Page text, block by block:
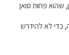
שהוא פחות סואן
כדי לא להידרש